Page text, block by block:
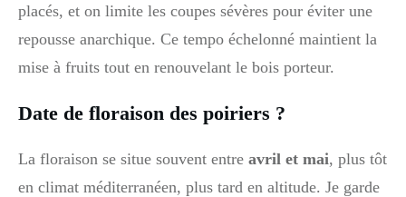
placés, et on limite les coupes sévères pour éviter une
repousse anarchique. Ce tempo échelonné maintient la
mise à fruits tout en renouvelant le bois porteur.
Date de floraison des poiriers ?
La floraison se situe souvent entre avril et mai, plus tôt
en climat méditerranéen, plus tard en altitude. Je garde